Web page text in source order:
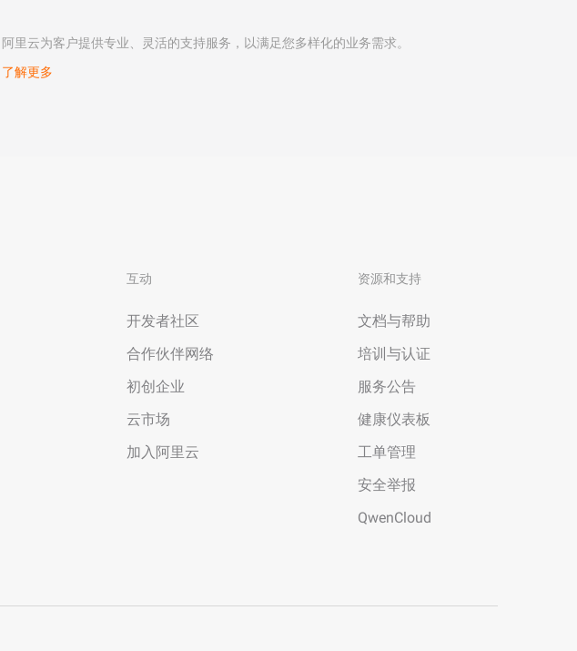
阿里云为客户提供专业、灵活的支持服务，以满足您多样化的业务需求。
了解更多
互动
开发者社区
合作伙伴网络
初创企业
云市场
加入阿里云
资源和支持
文档与帮助
培训与认证
服务公告
健康仪表板
工单管理
安全举报
QwenCloud